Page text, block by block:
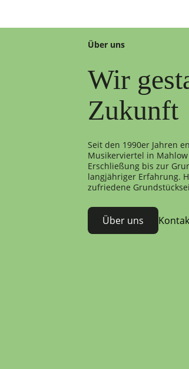
Über uns
Wir
Zukunft
Seit den 1990er Jahren
Musikerviertel in Mahlow
Erschließung bis zur
langjähriger Erfahrung.
zufriedene
Über uns